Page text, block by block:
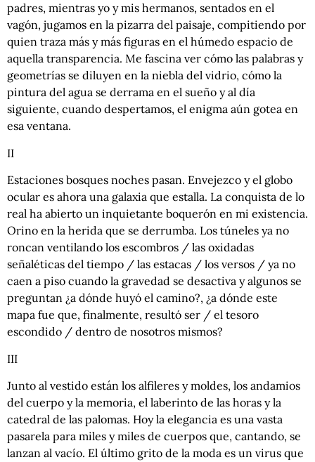
padres, mientras yo y mis hermanos, sentados en el
vagón, jugamos en la pizarra del paisaje, compitiendo por
quien traza más y más figuras en el húmedo espacio de
aquella transparencia. Me fascina ver cómo las palabras y
geometrías se diluyen en la niebla del vidrio, cómo la
pintura del agua se derrama en el sueño y al día
siguiente, cuando despertamos, el enigma aún gotea en
esa ventana.
II
Estaciones bosques noches pasan. Envejezco y el globo
ocular es ahora una galaxia que estalla. La conquista de lo
real ha abierto un inquietante boquerón en mi existencia.
Orino en la herida que se derrumba. Los túneles ya no
roncan ventilando los escombros / las oxidadas
señaléticas del tiempo / las estacas / los versos / ya no
caen a piso cuando la gravedad se desactiva y algunos se
preguntan ¿a dónde huyó el camino?, ¿a dónde este
mapa fue que, finalmente, resultó ser / el tesoro
escondido / dentro de nosotros mismos?
III
Junto al vestido están los alfileres y moldes, los andamios
del cuerpo y la memoria, el laberinto de las horas y la
catedral de las palomas. Hoy la elegancia es una vasta
pasarela para miles y miles de cuerpos que, cantando, se
lanzan al vacío. El último grito de la moda es un virus que